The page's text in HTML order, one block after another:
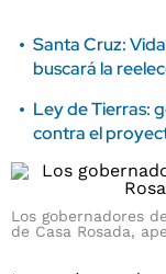
Santa Cruz:
buscará la
Ley de Tierras:
contra el
Los gobernadores
de Casa Rosada,